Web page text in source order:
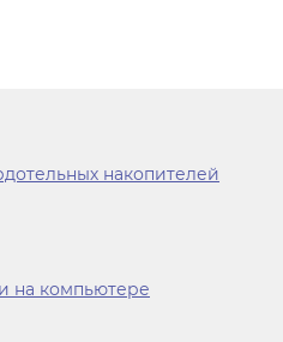
накопителей
на компьютере